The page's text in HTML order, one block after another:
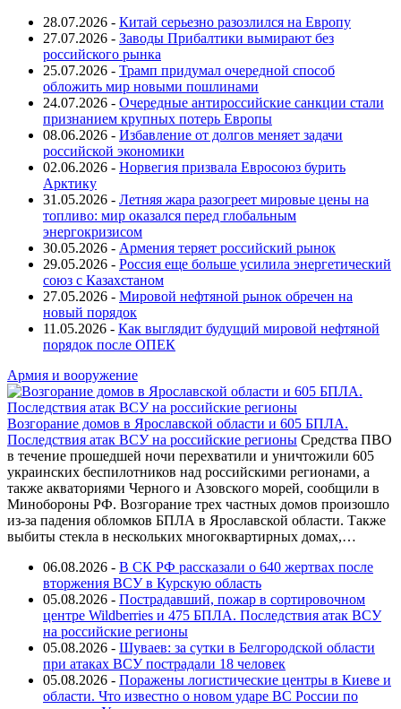
28.07.2026 - Китай серьезно разозлился на Европу
27.07.2026 - Заводы Прибалтики вымирают без
российского рынка
25.07.2026 - Трамп придумал очередной способ
обложить мир новыми пошлинами
24.07.2026 - Очередные антироссийские санкции стали
признанием крупных потерь Европы
08.06.2026 - Избавление от долгов меняет задачи
российской экономики
02.06.2026 - Норвегия призвала Евросоюз бурить
Арктику
31.05.2026 - Летняя жара разогреет мировые цены на
топливо: мир оказался перед глобальным
энергокризисом
30.05.2026 - Армения теряет российский рынок
29.05.2026 - Россия еще больше усилила энергетический
союз с Казахстаном
27.05.2026 - Мировой нефтяной рынок обречен на
новый порядок
11.05.2026 - Как выглядит будущий мировой нефтяной
порядок после ОПЕК
Армия и вооружение
Возгорание домов в Ярославской области и 605 БПЛА.
Последствия атак ВСУ на российские регионы Средства ПВО
в течение прошедшей ночи перехватили и уничтожили 605
украинских беспилотников над российскими регионами, а
также акваториями Черного и Азовского морей, сообщили в
Минобороны РФ. Возгорание трех частных домов произошло
из-за падения обломков БПЛА в Ярославской области. Также
выбиты стекла в нескольких многоквартирных домах,…
06.08.2026 - В СК РФ рассказали о 640 жертвах после
вторжения ВСУ в Курскую область
05.08.2026 - Пострадавший, пожар в сортировочном
центре Wildberries и 475 БПЛА. Последствия атак ВСУ
на российские регионы
05.08.2026 - Шуваев: за сутки в Белгородской области
при атаках ВСУ пострадали 18 человек
05.08.2026 - Поражены логистические центры в Киеве и
области. Что известно о новом ударе ВС России по